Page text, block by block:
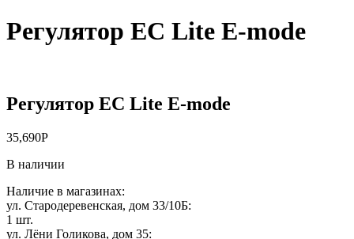
Регулятор EC Lite E-mode
Регулятор EC Lite E-mode
35,690Р
В наличии
Наличие в магазинах:
ул. Стародеревенская, дом 33/10Б:
1 шт.
ул. Лёни Голикова, дом 35: